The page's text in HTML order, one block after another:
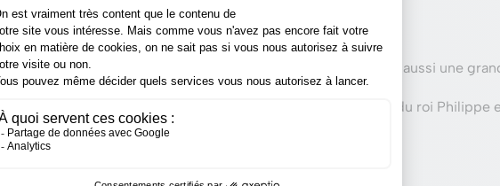
très verte
Houyet est une y occupe aussi une
à la Donation royale. Il est ainsi mis à la disposition du roi Philippe
Houyet